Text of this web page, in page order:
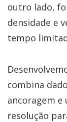
outro lado,
densidade e
tempo
combina
ancoragem e
resolução